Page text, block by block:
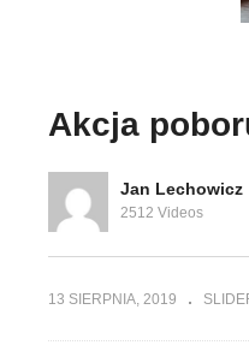
Akcja
Jan Lechowicz
2512 Videos
13 SIERPNIA, 2019